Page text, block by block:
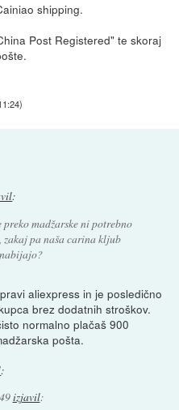
shipping.
Post Registered" te skoraj
)
:
madžarske ni potrebno
pa naša carina kljub
aliexpress in je posledično
brez dodatnih stroškov.
normalno plačaš 900
pošta.
:
izjavil: